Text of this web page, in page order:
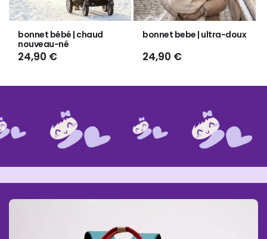
bonnet bébé | chaud
nouveau-né
Prix
24,90 €
bonnet bebe | ultra-doux
Prix
24,90 €